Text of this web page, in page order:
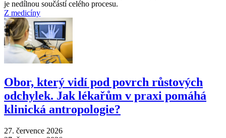
je nedílnou součástí celého procesu.
Z medicíny
Obor, který vidí pod povrch růstových
odchylek. Jak lékařům v praxi pomáhá
klinická antropologie?
27. července 2026